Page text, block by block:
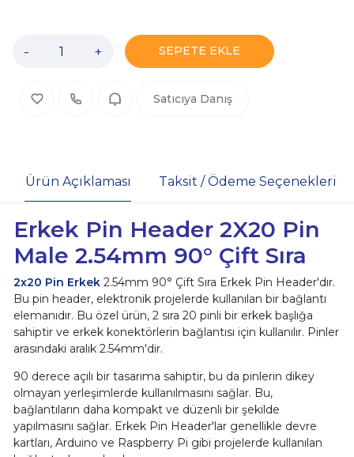
- + SEPETE EKLE
Satıcıya Danış
Ürün Açıklaması Taksit / Ödeme Seçenekleri
Erkek Pin Header 2X20 Pin
Male 2.54mm 90° Çift Sıra
2x20 Pin Erkek2.54mm 90° Çift Sıra Erkek Pin Header'dır.
Bu pin header, elektronik projelerde kullanılan bir bağlantı
elemanıdır. Bu özel ürün, 2 sıra 20 pinli bir erkek başlığa
sahiptir ve erkek konektörlerin bağlantısı için kullanılır. Pinler
arasındaki aralık 2.54mm'dir.
90 derece açılı bir tasarıma sahiptir, bu da pinlerin dikey
olmayan yerleşimlerde kullanılmasını sağlar. Bu,
bağlantıların daha kompakt ve düzenli bir şekilde
yapılmasını sağlar. Erkek Pin Header'lar genellikle devre
kartları, Arduino ve Raspberry Pi gibi projelerde kullanılan